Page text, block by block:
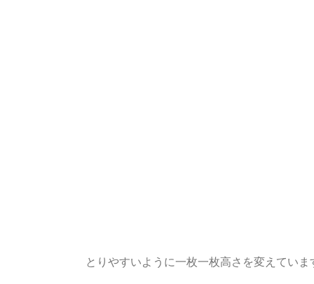
とりやすいように一枚一枚高さを変えていま